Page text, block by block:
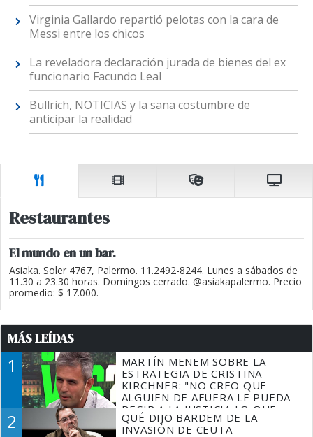
Virginia Gallardo repartió pelotas con la cara de
Messi entre los chicos
La reveladora declaración jurada de bienes del ex
funcionario Facundo Leal
Bullrich, NOTICIAS y la sana costumbre de
anticipar la realidad
Restaurantes
El mundo en un bar.
Asiaka. Soler 4767, Palermo. 11.2492-8244. Lunes a sábados de
11.30 a 23.30 horas. Domingos cerrado. @asiakapalermo. Precio
promedio: $ 17.000.
MÁS LEÍDAS
1
MARTÍN MENEM SOBRE LA
ESTRATEGIA DE CRISTINA
KIRCHNER: "NO CREO QUE
ALGUIEN DE AFUERA LE PUEDA
DECIR A LA JUSTICIA LO QUE
TIENE QUE HACER"
2
QUÉ DIJO BARDEM DE LA
INVASIÓN DE CEUTA